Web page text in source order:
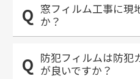
窓フィルム工事に現
か？
防犯フィルムは防犯
が良いですか？